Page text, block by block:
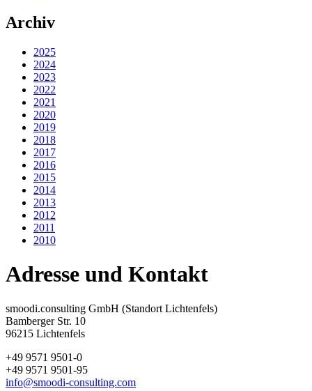
Archiv
2025
2024
2023
2022
2021
2020
2019
2018
2017
2016
2015
2014
2013
2012
2011
2010
Adresse und Kontakt
smoodi.consulting GmbH (Standort Lichtenfels)
Bamberger Str. 10
96215 Lichtenfels
+49 9571 9501-0
+49 9571 9501-95
info@smoodi-consulting.com